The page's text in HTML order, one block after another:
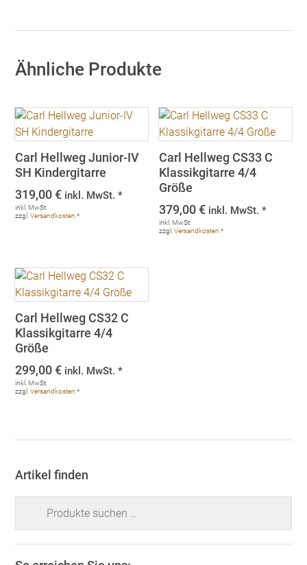
Ähnliche Produkte
Carl Hellweg Junior-IV
SH Kindergitarre
319,00€ inkl. MwSt. *
inkl. MwSt.
zzgl.Versandkosten *
Carl Hellweg CS33 C
Klassikgitarre 4/4
Größe
379,00€ inkl. MwSt. *
inkl. MwSt.
zzgl.Versandkosten *
Carl Hellweg CS32 C
Klassikgitarre 4/4
Größe
299,00€ inkl. MwSt. *
inkl. MwSt.
zzgl.Versandkosten *
Artikel finden